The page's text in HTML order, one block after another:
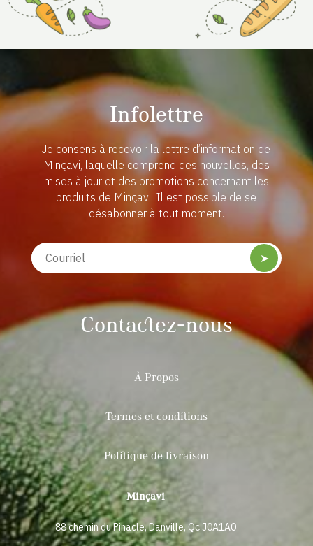
Infolettre
Je consens à recevoir la lettre d’information de
Minçavi, laquelle comprend des nouvelles, des
mises à jour et des promotions concernant les
produits de Minçavi. Il est possible de se
désabonner à tout moment.
➤
Contactez-nous
À Propos
Termes et conditions
Politique de livraison
Minçavi
88 chemin du Pinacle, Danville, Qc J0A1A0